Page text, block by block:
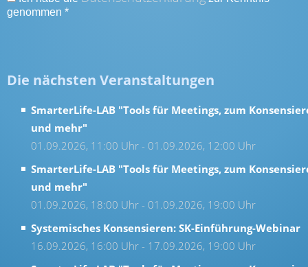
genommen *
Die nächsten Veranstaltungen
SmarterLife-LAB "Tools für Meetings, zum
und mehr"
01.09.2026, 11:00 Uhr - 01.09.2026, 12:00 Uhr
SmarterLife-LAB "Tools für Meetings, zum
und mehr"
01.09.2026, 18:00 Uhr - 01.09.2026, 19:00 Uhr
Systemisches Konsensieren: SK-Einführung-Webinar
16.09.2026, 16:00 Uhr - 17.09.2026, 19:00 Uhr